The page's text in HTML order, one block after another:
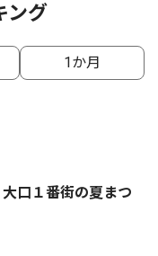
ング
1か月
口１番街の夏まつ